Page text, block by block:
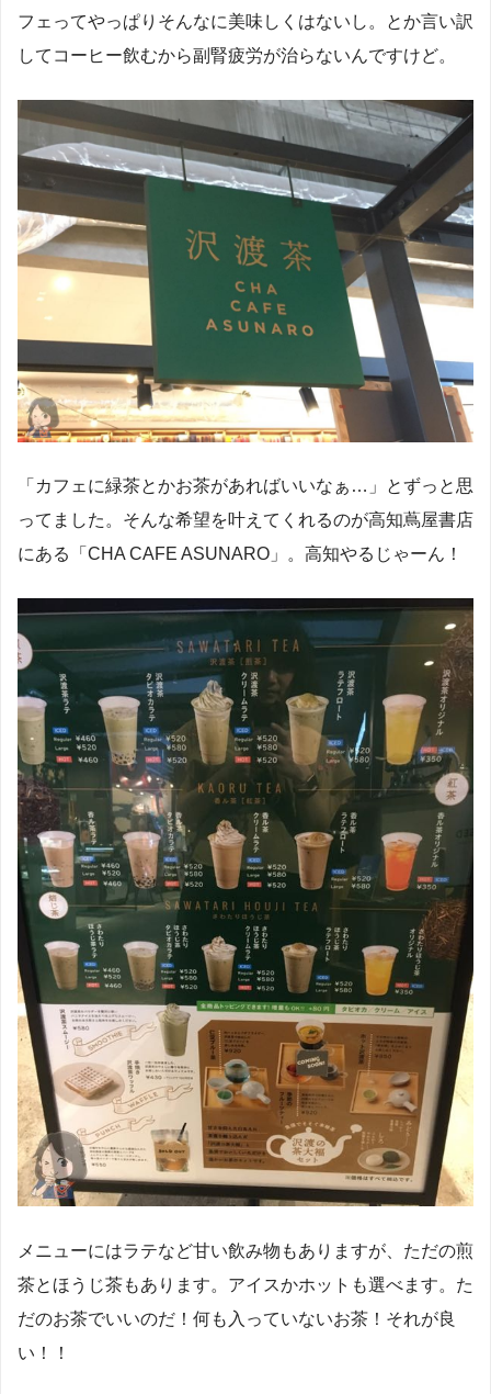
フェってやっぱりそんなに美味しくはないし。とか言い訳
してコーヒー飲むから副腎疲労が治らないんですけど。
「カフェに緑茶とかお茶があればいいなぁ…」とずっと思
ってました。そんな希望を叶えてくれるのが高知蔦屋書店
にある「CHA CAFE ASUNARO」。高知やるじゃーん！
メニューにはラテなど甘い飲み物もありますが、ただの煎
茶とほうじ茶もあります。アイスかホットも選べます。た
だのお茶でいいのだ！何も入っていないお茶！それが良
い！！